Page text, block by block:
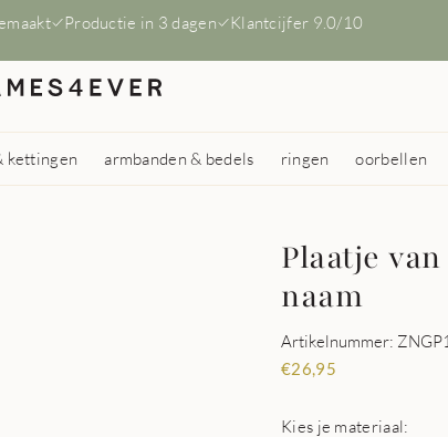
Productie in 3 dagen Klantcijfer 9.0/10
kettingen armbanden & bedels ringen oorbellen
Plaatje
naam
Artikelnummer:
€26,95
Kies je materiaal: